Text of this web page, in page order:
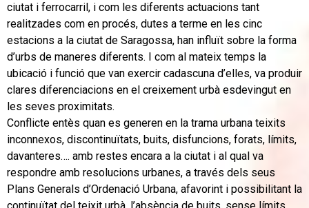
ciutat i ferrocarril, i com les diferents actuacions tant
realitzades com en procés, dutes a terme en les cinc
estacions a la ciutat de Saragossa, han influït sobre la forma
d’urbs de maneres diferents. I com al mateix temps la
ubicació i funció que van exercir cadascuna d’elles, va produir
clares diferenciacions en el creixement urbà esdevingut en
les seves proximitats.
Conflicte entès quan es generen en la trama urbana teixits
inconnexos, discontinuïtats, buits, disfuncions, forats, límits,
davanteres…. amb restes encara a la ciutat i al qual va
respondre amb resolucions urbanes, a través dels seus
Plans Generals d’Ordenació Urbana, afavorint i possibilitant la